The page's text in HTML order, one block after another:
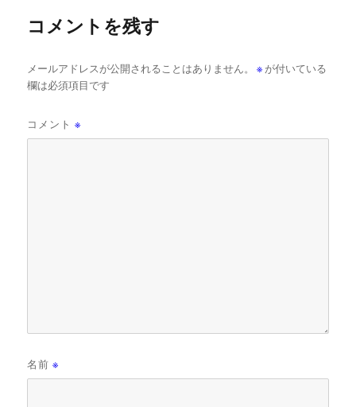
コメントを残す
メールアドレスが公開されることはありません。 ※ が付いている
欄は必須項目です
コメント※
名前※